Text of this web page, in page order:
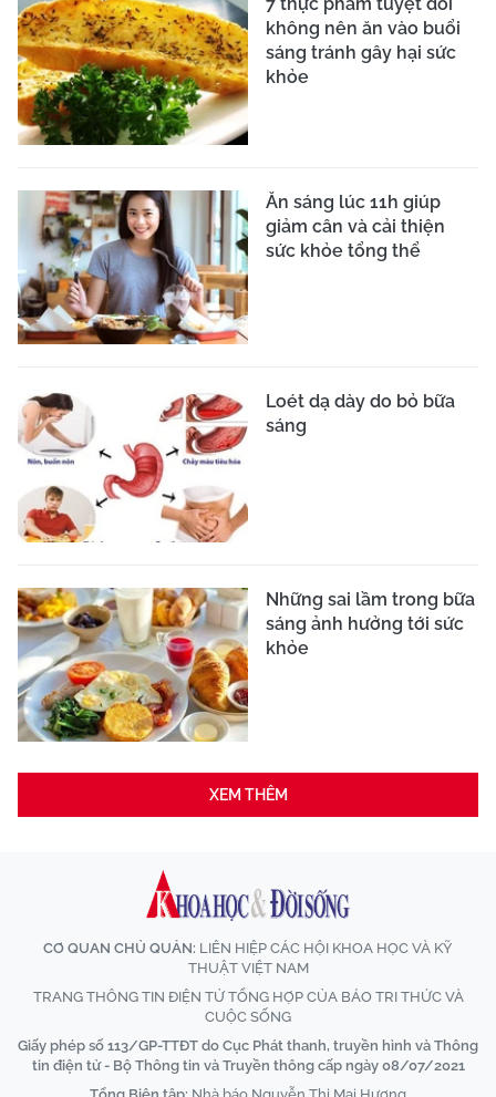
không nên ăn vào buổi
sáng tránh gây hại sức
khỏe
Ăn sáng lúc 11h giúp
giảm cân và cải thiện
sức khỏe tổng thể
Loét dạ dày do bỏ bữa
sáng
Những sai lầm trong bữa
sáng ảnh hưởng tới sức
khỏe
XEM THÊM
CƠ QUAN CHỦ QUẢN: LIÊN HIỆP CÁC HỘI KHOA HỌC VÀ KỸ
THUẬT VIỆT NAM
TRANG THÔNG TIN ĐIỆN TỬ TỔNG HỢP CỦA BÁO TRI THỨC VÀ
CUỘC SỐNG
Giấy phép số 113/GP-TTĐT do Cục Phát thanh, truyền hình và Thông
tin điện tử - Bộ Thông tin và Truyền thông cấp ngày 08/07/2021